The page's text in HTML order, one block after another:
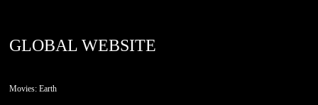
GLOBAL WEBSITE
Movies: Earth